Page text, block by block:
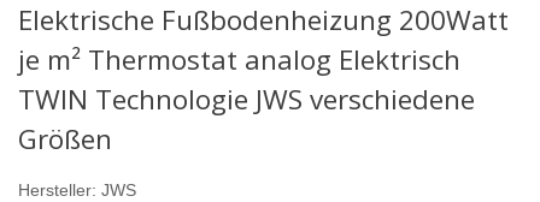
Elektrische Fußbodenheizung 200Watt
je m² Thermostat analog Elektrisch
TWIN Technologie JWS verschiedene
Größen
Hersteller: JWS